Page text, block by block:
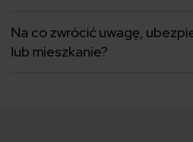
Na co zwrócić uwagę,
lub mieszkanie?